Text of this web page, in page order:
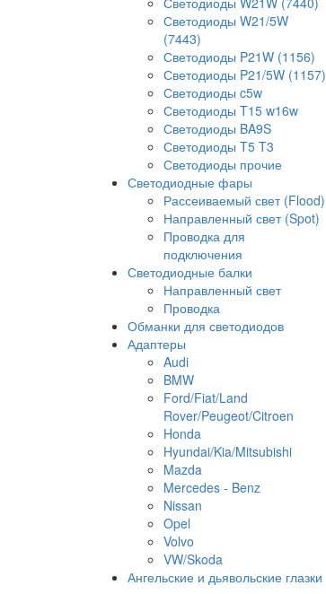
Светодиоды W21/5W
(7443)
Светодиоды P21W (1156)
Светодиоды P21/5W (1157)
Светодиоды c5w
Светодиоды T15 w16w
Светодиоды BA9S
Светодиоды T5 T3
Светодиоды прочие
Светодиодные фары
Рассеиваемый свет (Flood)
Направленный свет (Spot)
Проводка для
подключения
Светодиодные балки
Направленный свет
Проводка
Обманки для светодиодов
Адаптеры
Audi
BMW
Ford/Fiat/Land
Rover/Peugeot/Citroen
Honda
Hyundai/Kia/Mitsubishi
Mazda
Mercedes - Benz
Nissan
Opel
Volvo
VW/Skoda
Ангельские и дьявольские глазки